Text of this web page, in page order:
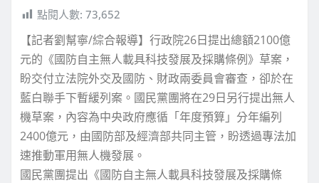
點閱人數: 73,652
【記者劉幫寧/綜合報導】行政院26日提出總額2100億
元的《國防自主無人載具科技發展及採購條例》草案，
盼交付立法院外交及國防、財政兩委員會審查，卻於在
藍白聯手下暫緩列案。國民黨團將在29日另行提出無人
機草案，內容為中央政府應循「年度預算」分年編列
2400億元，由國防部及經濟部共同主管，盼透過專法加
速推動軍用無人機發展。
國民黨團提出《國防自主無人載具科技發展及採購條